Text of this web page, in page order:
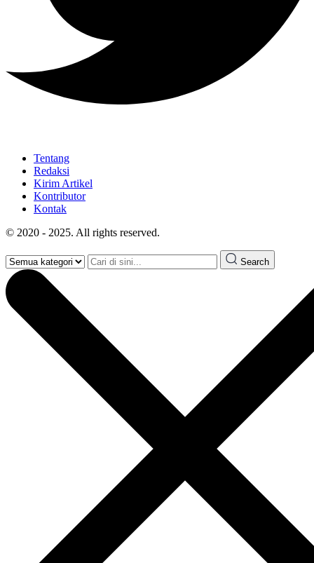
Tentang
Redaksi
Kirim Artikel
Kontributor
Kontak
© 2020 - 2025. All rights reserved.
Search